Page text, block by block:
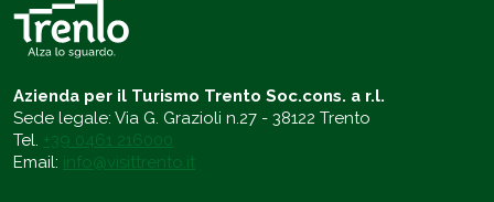
Azienda per il Turismo Trento Soc.cons. a r.l.
Sede legale: Via G. Grazioli n.27 - 38122 Trento
Tel. +39 0461 216000
Email: info@visittrento.it